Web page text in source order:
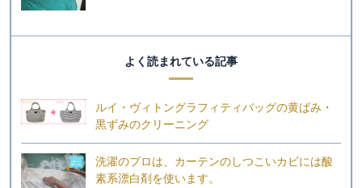
よく読まれている記事
ルイ・ヴィトングラフィティバッグの黄ばみ・
黒ずみのクリーニング
洗濯のプロは、カーテンのしつこいカビには酸
素系漂白剤を使います。